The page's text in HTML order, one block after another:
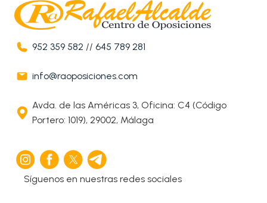
952 359 582 //645 789 281
info@raoposiciones.com
Avda. de las Américas 3, Oficina: C4 (Código
Portero: 1019), 29002, Málaga
Síguenos en nuestras redes sociales